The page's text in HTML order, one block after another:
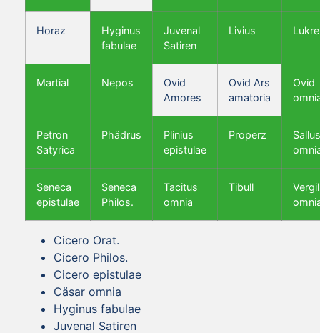
Horaz
Hyginus
fabulae
Juvenal
Satiren
Livius
Martial Nepos
Ovid
Amores
Ovid Ars
amatoria
Ovid
Petron
Satyrica
Phädrus
Plinius
epistulae
Properz
Seneca
epistulae
Seneca
Philos.
Tacitus
omnia
Tibull
Vergil
Cicero Orat.
Cicero Philos.
Cicero epistulae
Cäsar omnia
Hyginus fabulae
Juvenal Satiren